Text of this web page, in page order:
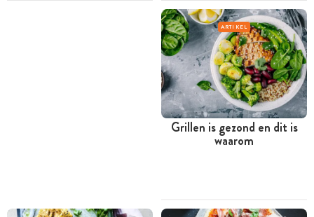
ARTIKEL
Grillen is gezond en dit is
waarom